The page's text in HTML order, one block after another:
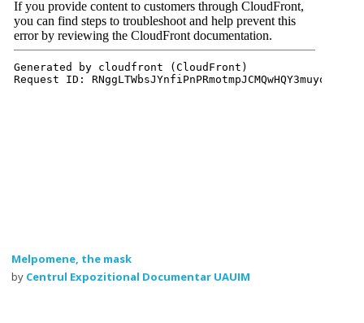
Melpomene, the mask
by Centrul Expozitional Documentar UAUIM